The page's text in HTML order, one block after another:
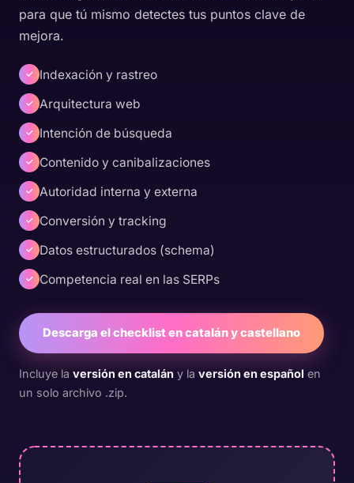
para que tú mismo detectes tus puntos clave de
mejora.
✓ Indexación y rastreo
✓ Arquitectura web
✓ Intención de búsqueda
✓ Contenido y canibalizaciones
✓ Autoridad interna y externa
✓ Conversión y tracking
✓ Datos estructurados (schema)
✓ Competencia real en las SERPs
Descarga el checklist en catalán y castellano
Incluye la versión en catalán y la versión en español en
un solo archivo .zip.